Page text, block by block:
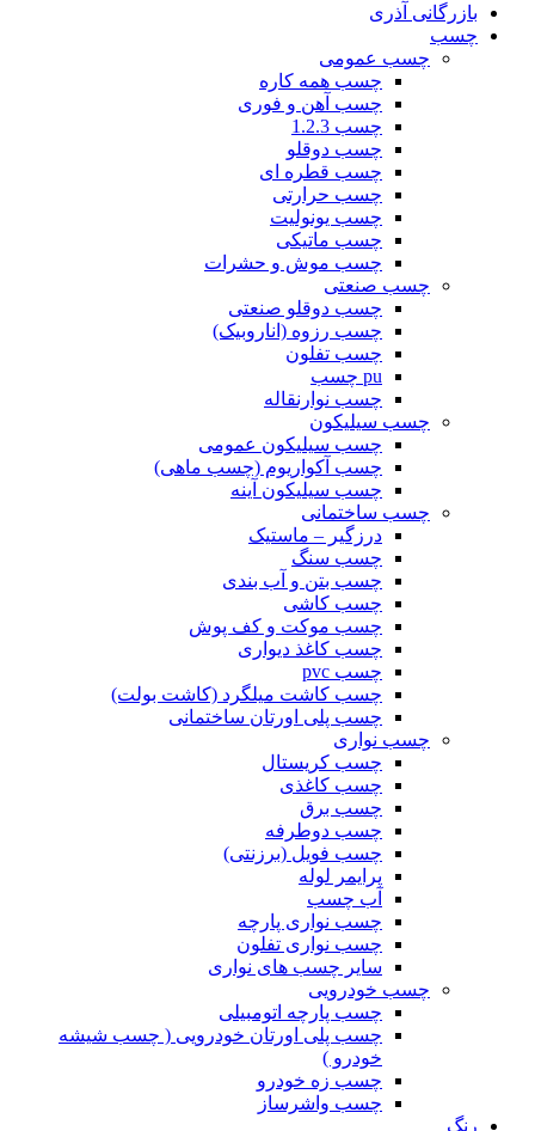
بازرگانی آذری
چسب
چسب عمومی
چسب همه کاره
چسب آهن و فوری
چسب 1.2.3
چسب دوقلو
چسب قطره ای
چسب حرارتی
چسب یونولیت
چسب ماتیکی
چسب موش و حشرات
چسب صنعتی
چسب دوقلو صنعتی
چسب رزوه (اناروبیک)
چسب تفلون
pu چسب
چسب نوارنقاله
چسب سیلیکون
چسب سیلیکون عمومی
چسب آکواریوم (چسب ماهی)
چسب سیلیکون آینه
چسب ساختمانی
درزگیر – ماستیک
چسب سنگ
چسب بتن و آب بندی
چسب کاشی
چسب موکت و کف پوش
چسب کاغذ دیواری
چسب pvc
چسب کاشت میلگرد (کاشت بولت)
چسب پلی اورتان ساختمانی
چسب نواری
چسب کریستال
چسب کاغذی
چسب برق
چسب دوطرفه
چسب فویل (برزنتی)
پرایمر لوله
آب چسب
چسب نواری پارچه
چسب نواری تفلون
سایر چسب های نواری
چسب خودرویی
چسب پارچه اتومبیلی
چسب پلی اورتان خودرویی ( چسب شیشه
خودرو )
چسب زه خودرو
چسب واشرساز
رنگ